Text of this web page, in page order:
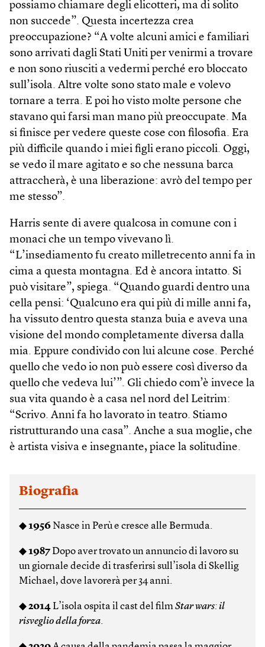
possiamo chiamare degli elicotteri, ma di solito
non succede”. Questa incertezza crea
preoccupazione? “A volte alcuni amici e familiari
sono arrivati dagli Stati Uniti per venirmi a trovare
e non sono riusciti a vedermi perché ero bloccato
sull’isola. Altre volte sono stato male e volevo
tornare a terra. E poi ho visto molte persone che
stavano qui farsi man mano più preoccupate. Ma
si finisce per vedere queste cose con filosofia. Era
più difficile quando i miei figli erano piccoli. Oggi,
se vedo il mare agitato e so che nessuna barca
attraccherà, è una liberazione: avrò del tempo per
me stesso”.
Harris sente di avere qualcosa in comune con i
monaci che un tempo vivevano lì.
“L’insediamento fu creato milletrecento anni fa in
cima a questa montagna. Ed è ancora intatto. Si
può visitare”, spiega. “Quando guardi dentro una
cella pensi: ‘Qualcuno era qui più di mille anni fa,
ha vissuto dentro questa stanza buia e aveva una
visione del mondo completamente diversa dalla
mia. Eppure condivido con lui alcune cose. Perché
quello che vedo io non può essere così diverso da
quello che vedeva lui’”. Gli chiedo com’è invece la
sua vita quando è a casa nel nord del Leitrim:
“Scrivo. Anni fa ho lavorato in teatro. Stiamo
ristrutturando una casa”. Anche a sua moglie, che
è artista visiva e insegnante, piace la solitudine.
Biografia
◆1956 Nasce in Perù e cresce alle Bermuda.
◆1987Dopo aver trovato un annuncio di lavoro su
un giornale decide di trasferirsi sull’isola di Skellig
Michael, dove lavorerà per 34 anni.
◆2014L’isola ospita il cast del filmStar wars: il
risveglio della forza.